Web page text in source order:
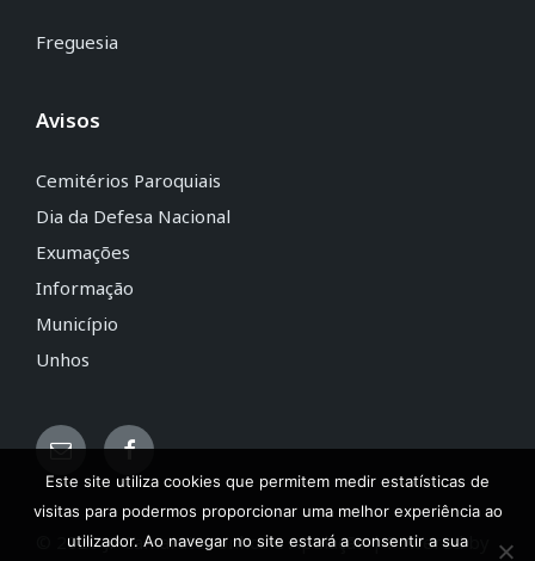
Freguesia
Avisos
Cemitérios Paroquiais
Dia da Defesa Nacional
Exumações
Informação
Município
Unhos
© 2020 JF Camarate, Unhos e Apelação | Powered by
Este site utiliza cookies que permitem medir estatísticas de
visitas para podermos proporcionar uma melhor experiência ao
utilizador. Ao navegar no site estará a consentir a sua